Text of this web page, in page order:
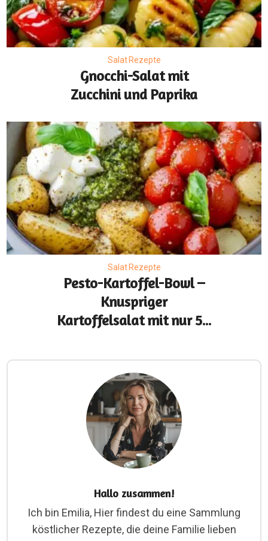
Salat Rezepte
Gnocchi-Salat mit
Zucchini und Paprika
Salat Rezepte
Pesto-Kartoffel-Bowl –
Knuspriger
Kartoffelsalat mit nur 5...
Hallo zusammen!
Ich bin Emilia, Hier findest du eine Sammlung
köstlicher Rezepte, die deine Familie lieben